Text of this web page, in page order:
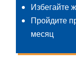
Избегайте
Пройдите
месяц